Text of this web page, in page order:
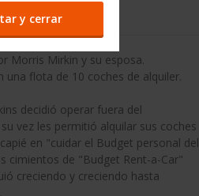
Morris Mirkin y su esposa.
flota de 10 coches de alquiler.
decidió operar fuera del
vez les permitió alquilar sus coches
en "cuidar el Budget personal del
cimientos de "Budget Rent-a-Car"
creciendo y creciendo hasta
y cerrar